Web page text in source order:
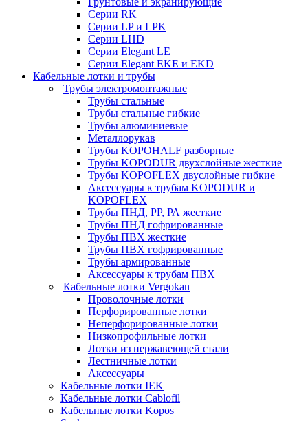
Серии RK
Серии LP и LPK
Серии LHD
Серии Elegant LE
Серии Elegant EKE и EKD
Кабельные лотки и трубы
Трубы электромонтажные
Трубы стальные
Трубы стальные гибкие
Трубы алюминиевые
Металлорукав
Трубы KOPOHALF разборные
Трубы KOPODUR двухслойные жесткие
Трубы KOPOFLEX двуслойные гибкие
Аксессуары к трубам KOPODUR и
KOPOFLEX
Трубы ПНД, РР, РА жесткие
Трубы ПНД гофрированные
Трубы ПВХ жесткие
Трубы ПВХ гофрированные
Трубы армированные
Аксессуары к трубам ПВХ
Кабельные лотки Vergokan
Проволочные лотки
Перфорированные лотки
Неперфорированные лотки
Низкопрофильные лотки
Лотки из нержавеющей стали
Лестничные лотки
Аксессуары
Кабельные лотки IEK
Кабельные лотки Cablofil
Кабельные лотки Kopos